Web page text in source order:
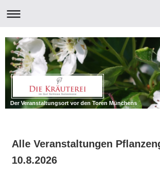
Der Veranstaltungsort vor den Toren Münchens